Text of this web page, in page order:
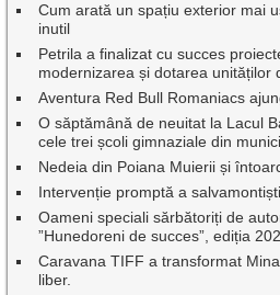
Cum arată un spațiu exterior mai
inutil
Petrila a finalizat cu succes
modernizarea și dotarea unităților
Aventura Red Bull Romaniacs
O săptămână de neuitat la Lacul
cele trei școli gimnaziale din
Nedeia din Poiana Muierii și
Intervenție promptă a
Oameni speciali sărbătoriți de
”Hunedoreni de succes”, ediția
Caravana TIFF a transformat
liber.